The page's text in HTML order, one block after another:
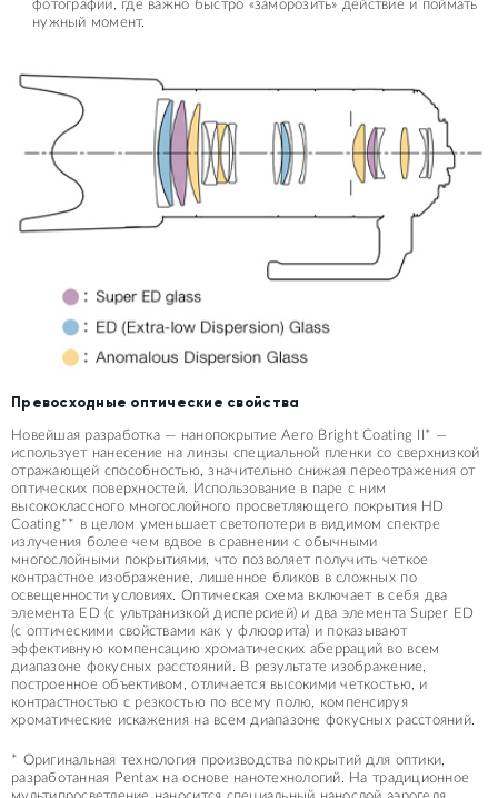
фотографии, где важно быстро «заморозить» действие и поймать
нужный момент.
Превосходные оптические свойства
Новейшая разработка — нанопокрытие Aero Bright Coating II* —
использует нанесение на линзы специальной пленки со сверхнизкой
отражающей способностью, значительно снижая переотражения от
оптических поверхностей. Использование в паре с ним
высококлассного многослойного просветляющего покрытия HD
Coating** в целом уменьшает светопотери в видимом спектре
излучения более чем вдвое в сравнении с обычными
многослойными покрытиями, что позволяет получить четкое
контрастное изображение, лишенное бликов в сложных по
освещенности условиях. Оптическая схема включает в себя два
элемента ED (с ультранизкой дисперсией) и два элемента Super ED
(с оптическими свойствами как у флюорита) и показывают
эффективную компенсацию хроматических аберраций во всем
диапазоне фокусных расстояний. В результате изображение,
построенное объективом, отличается высокими четкостью, и
контрастностью с резкостью по всему полю, компенсируя
хроматические искажения на всем диапазоне фокусных расстояний.
* Оригинальная технология производства покрытий для оптики,
разработанная Pentax на основе нанотехнологий. На традиционное